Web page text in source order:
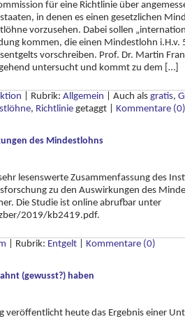
für eine Richtlinie über
in denen es einen gesetzlichen
vorzusehen. Dabei sollen
kommen, die einen Mindestlohn i.H.v.
vorschreiben. Prof. Dr. Martin
untersucht und kommt zu dem […]
Rubrik: Allgemein Auch als gratis,
, Richtlinie getaggt Kommentare (0)
des Mindestlohns
lesenswerte Zusammenfassung des
zu den Auswirkungen des
Die Studie ist online abrufbar unter
2019/kb2419.pdf.
Rubrik: Entgelt Kommentare (0)
(gewusst?) haben
veröffentlicht heute das Ergebnis einer